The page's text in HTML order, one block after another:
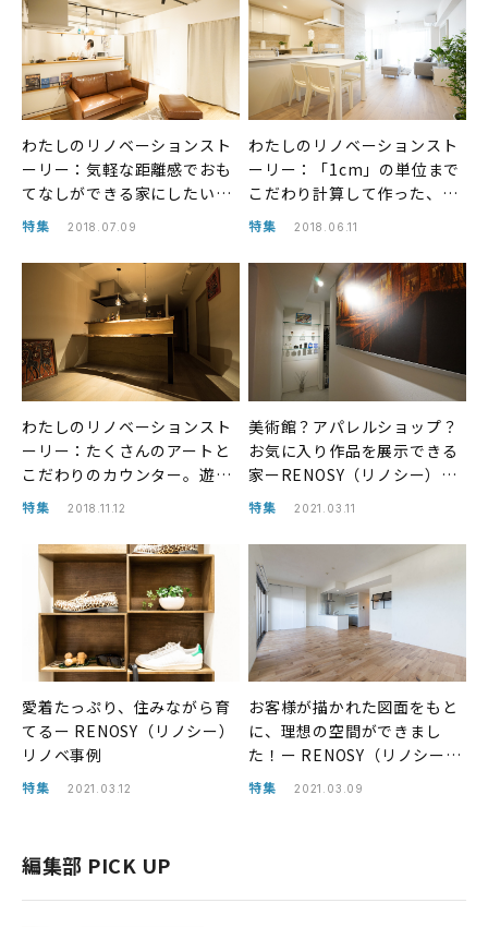
わたしのリノベーションスト
ーリー：気軽な距離感でおも
てなしができる家にしたい。
フィナンシャルプラン アドバ
特集 2018.07.09
わたしのリノベーションスト
ーリー：「1cm」の単位まで
こだわり計算して作った、収
納上手なファッショニスタさ
特集 2018.06.11
わたしのリノベーションスト
ーリー：たくさんのアートと
こだわりのカウンター。遊び
心溢れる大人の趣味を楽しむ
特集 2018.11.12
美術館？アパレルショップ？
お気に入り作品を展示できる
家ーRENOSY（リノシー）リ
ノベ事例
特集 2021.03.11
愛着たっぷり、住みながら育
てるー RENOSY（リノシー）
リノベ事例
特集 2021.03.12
お客様が描かれた図面をもと
に、理想の空間ができまし
た！ー RENOSY（リノシー）
リノベ事例
特集 2021.03.09
編集部 PICK UP